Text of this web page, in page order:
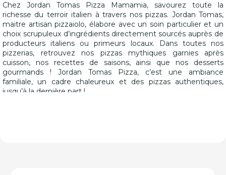
Chez Jordan Tomas Pizza Mamamia, savourez toute la
richesse du terroir italien à travers nos pizzas. Jordan Tomas,
maitre artisan pizzaiolo, élabore avec un soin particulier et un
choix scrupuleux d’ingrédients directement sourcés auprès de
producteurs italiens ou primeurs locaux. Dans toutes nos
pizzerias, retrouvez nos pizzas mythiques garnies après
cuisson, nos recettes de saisons, ainsi que nos desserts
gourmands ! Jordan Tomas Pizza, c’est une ambiance
familiale, un cadre chaleureux et des pizzas authentiques,
jusqu’à la dernière part !